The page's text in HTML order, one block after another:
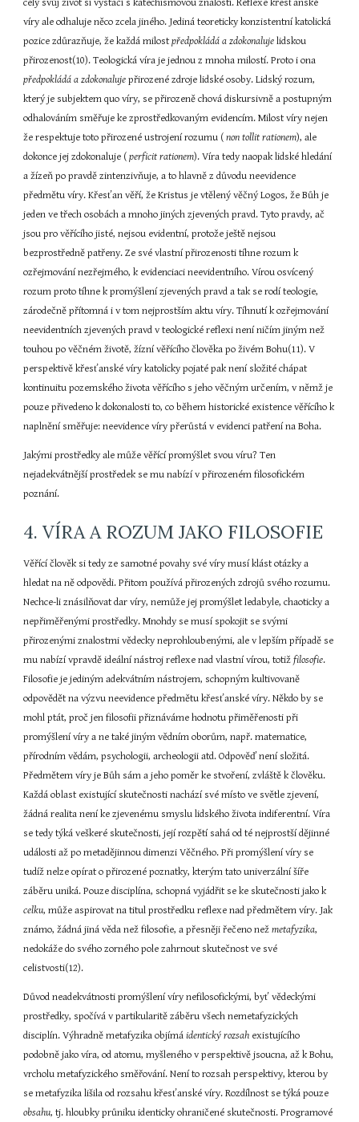
celý svůj život si vystačí s katechismovou znalostí. Reflexe křesťanské
víry ale odhaluje něco zcela jiného. Jediná teoreticky konzistentní katolická
pozice zdůrazňuje, že každá milost předpokládá a zdokonaluje lidskou
předpokládá a zdokonaluje přirozené zdroje lidské osoby. Lidský rozum,
který je subjektem quo víry, se přirozeně chová diskursivně a postupným
odhalováním směřuje ke zprostředkovaným evidencím. Milost víry nejen
že respektuje toto přirozené ustrojení rozumu ( non tollit rationem), ale
dokonce jej zdokonaluje ( perficit rationem). Víra tedy naopak lidské hledání
a žízeň po pravdě zintenzivňuje, a to hlavně z důvodu neevidence
předmětu víry. Křesťan věří, že Kristus je vtělený věčný Logos, že Bůh je
jeden ve třech osobách a mnoho jiných zjevených pravd. Tyto pravdy, ač
jsou pro věřícího jisté, nejsou evidentní, protože ještě nejsou
bezprostředně patřeny. Ze své vlastní přirozenosti tíhne rozum k
ozřejmování nezřejmého, k evidenciaci neevidentního. Vírou osvícený
rozum proto tíhne k promýšlení zjevených pravd a tak se rodí teologie,
zárodečně přítomná i v tom nejprostším aktu víry. Tíhnutí k ozřejmování
neevidentních zjevených pravd v teologické reflexi není ničím jiným než
touhou po věčném životě, žízní věřícího člověka po živém Bohu(11). V
perspektivě křesťanské víry katolicky pojaté pak není složité chápat
kontinuitu pozemského života věřícího s jeho věčným určením, v němž je
pouze přivedeno k dokonalosti to, co během historické existence věřícího k
naplnění směřuje: neevidence víry přerůstá v evidenci patření na Boha.
Jakými prostředky ale může věřící promýšlet svou víru? Ten
nejadekvátnější prostředek se mu nabízí v přirozeném filosofickém
poznání.
4. VÍRA A ROZUM JAKO FILOSOFIE
Věřící člověk si tedy ze samotné povahy své víry musí klást otázky a
hledat na ně odpovědi. Přitom používá přirozených zdrojů svého rozumu.
Nechce-li znásilňovat dar víry, nemůže jej promýšlet ledabyle, chaoticky a
nepřiměřenými prostředky. Mnohdy se musí spokojit se svými
přirozenými znalostmi vědecky neprohloubenými, ale v lepším případě se
mu nabízí vpravdě ideální nástroj reflexe nad vlastní vírou, totiž filosofie.
Filosofie je jediným adekvátním nástrojem, schopným kultivovaně
odpovědět na výzvu neevidence předmětu křesťanské víry. Někdo by se
mohl ptát, proč jen filosofii přiznáváme hodnotu přiměřenosti při
promýšlení víry a ne také jiným vědním oborům, např. matematice,
přírodním vědám, psychologii, archeologii atd. Odpověď není složitá.
Předmětem víry je Bůh sám a jeho poměr ke stvoření, zvláště k člověku.
Každá oblast existující skutečnosti nachází své místo ve světle zjevení,
žádná realita není ke zjevenému smyslu lidského života indiferentní. Víra
se tedy týká veškeré skutečnosti, její rozpětí sahá od té nejprostší dějinné
události až po metadějinnou dimenzi Věčného. Při promýšlení víry se
tudíž nelze opírat o přirozené poznatky, kterým tato univerzální šíře
celku, může aspirovat na titul prostředku reflexe nad předmětem víry. Jak
známo, žádná jiná věda než filosofie, a přesněji řečeno než metafyzika,
nedokáže do svého zorného pole zahrnout skutečnost ve své
celistvosti(12).
Důvod neadekvátnosti promýšlení víry nefilosofickými, byť vědeckými
prostředky, spočívá v partikularitě záběru všech nemetafyzických
disciplín. Výhradně metafyzika objímá identický rozsah existujícího
podobně jako víra, od atomu, myšleného v perspektivě jsoucna, až k Bohu,
vrcholu metafyzického směřování. Není to rozsah perspektivy, kterou by
obsahu, tj. hloubky průniku identicky ohraničené skutečnosti. Programové